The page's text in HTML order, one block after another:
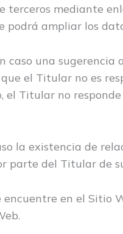
terceros mediante
ampliar los
caso una
el Titular no es
Titular no
la existencia de
parte del Titular de
en el